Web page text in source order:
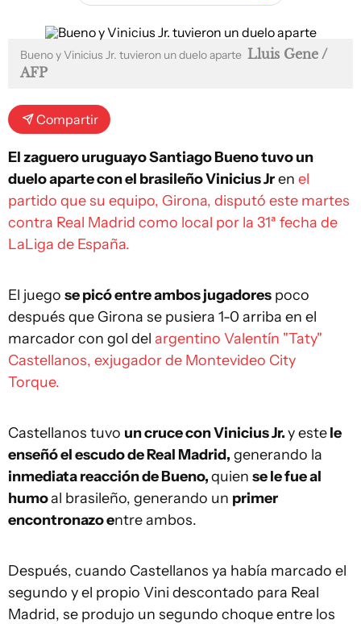
Bueno y Vinicius Jr. tuvieron un duelo aparte Lluis Gene /
AFP
Compartir
El zaguero uruguayo Santiago Bueno tuvo un
duelo aparte con el brasileño Vinicius Jren el
partido que su equipo, Girona, disputó este martes
contra Real Madrid como local por la 31ª fecha de
LaLiga de España.
El juego se picó entre ambos jugadores poco
después que Girona se pusiera 1-0 arriba en el
marcador con gol del argentino Valentín "Taty"
Castellanos, exjugador de Montevideo City
Torque.
Castellanos tuvo un cruce con Vinicius Jr.y estele
enseñó el escudo de Real Madrid, generando la
inmediata reacción de Bueno,quien se le fue al
humoal brasileño, generando un primer
encontronazo entre ambos.
Después, cuando Castellanos ya había marcado el
segundo y el propio Vini descontado para Real
Madrid, se produjo un segundo choque entre los